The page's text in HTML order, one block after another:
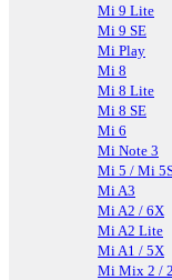
Mi 9 Lite
Mi 9 SE
Mi Play
Mi 8
Mi 8 Lite
Mi 8 SE
Mi 6
Mi Note 3
Mi 5 / Mi
Mi A3
Mi A2 / 6X
Mi A2 Lite
Mi A1 / 5X
Mi Mix 2 /